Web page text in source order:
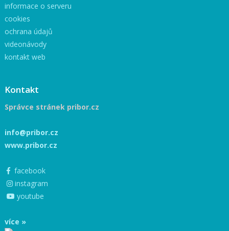
informace o serveru
cookies
ochrana údajů
videonávody
kontakt web
Kontakt
Správce stránek pribor.cz
info@pribor.cz
www.pribor.cz
facebook
instagram
youtube
více »